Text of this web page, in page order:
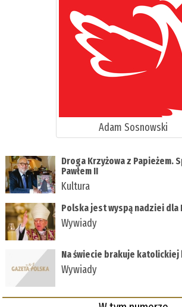
Adam Sosnowski
Droga Krzyżowa z Papieżem.
Pawłem II
Kultura
Polska jest wyspą nadziei dla
Wywiady
Na świecie brakuje katolickiej
Wywiady